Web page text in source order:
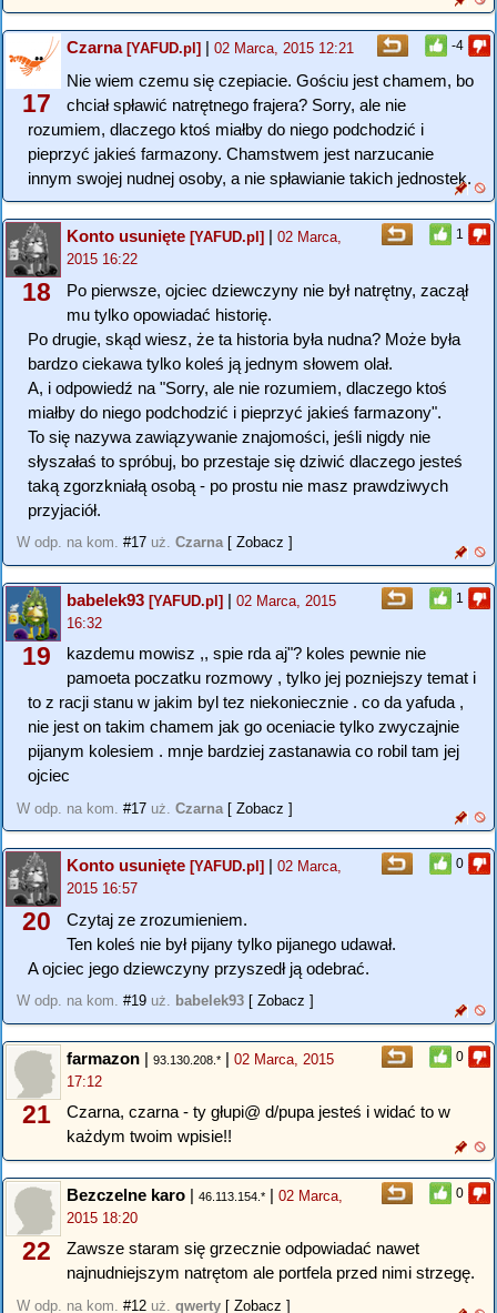
-4
17
Czarna[YAFUD.pl] | 02 Marca, 2015 12:21
Nie wiem czemu się czepiacie. Gościu jest chamem, bo
chciał spławić natrętnego frajera? Sorry, ale nie
rozumiem, dlaczego ktoś miałby do niego podchodzić i
pieprzyć jakieś farmazony. Chamstwem jest narzucanie
innym swojej nudnej osoby, a nie spławianie takich jednostek.
1
18
Konto usunięte [YAFUD.pl] | 02 Marca,
2015 16:22
Po pierwsze, ojciec dziewczyny nie był natrętny, zaczął
mu tylko opowiadać historię.
Po drugie, skąd wiesz, że ta historia była nudna? Może była
bardzo ciekawa tylko koleś ją jednym słowem olał.
A, i odpowiedź na "Sorry, ale nie rozumiem, dlaczego ktoś
miałby do niego podchodzić i pieprzyć jakieś farmazony".
To się nazywa zawiązywanie znajomości, jeśli nigdy nie
słyszałaś to spróbuj, bo przestaje się dziwić dlaczego jesteś
taką zgorzkniałą osobą - po prostu nie masz prawdziwych
przyjaciół.
W odp. na kom. #17 uż. Czarna [ Zobacz ]
1
19
babelek93 [YAFUD.pl] | 02 Marca, 2015
16:32
kazdemu mowisz ,, spie rda aj"? koles pewnie nie
pamoeta poczatku rozmowy , tylko jej pozniejszy temat i
to z racji stanu w jakim byl tez niekoniecznie . co da yafuda ,
nie jest on takim chamem jak go oceniacie tylko zwyczajnie
pijanym kolesiem . mnje bardziej zastanawia co robil tam jej
ojciec
W odp. na kom. #17 uż. Czarna [ Zobacz ]
0
20
Konto usunięte [YAFUD.pl] | 02 Marca,
2015 16:57
Czytaj ze zrozumieniem.
Ten koleś nie był pijany tylko pijanego udawał.
A ojciec jego dziewczyny przyszedł ją odebrać.
W odp. na kom. #19 uż. babelek93 [ Zobacz ]
0
21
farmazon | 93.130.208.* | 02 Marca, 2015
17:12
Czarna, czarna - ty głupi@ d/pupa jesteś i widać to w
każdym twoim wpisie!!
0
22
Bezczelne karo | 46.113.154.* | 02 Marca,
2015 18:20
Zawsze staram się grzecznie odpowiadać nawet
najnudniejszym natrętom ale portfela przed nimi strzegę.
W odp. na kom. #12 uż. qwerty [ Zobacz ]